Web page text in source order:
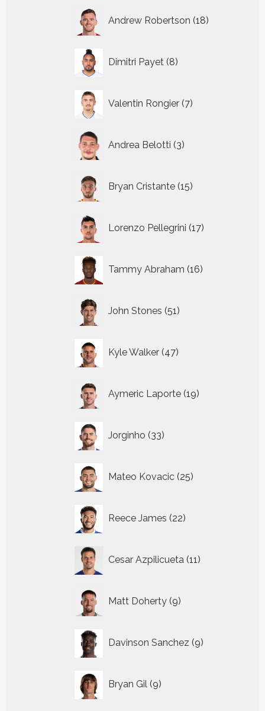
Andrew Robertson 18
producten
Dimitri Payet 8
producten
Valentin Rongier 7
producten
Andrea Belotti 3
producten
Bryan Cristante 15
producten
Lorenzo Pellegrini 17
producten
Tammy Abraham 16
producten
John Stones 51
producten
Kyle Walker 47
producten
Aymeric Laporte 19
producten
Jorginho 33
producten
Mateo Kovacic 25
producten
Reece James 22
producten
Cesar Azpilicueta 11
producten
Matt Doherty 9
producten
Davinson Sanchez 9
producten
Bryan Gil 9
producten